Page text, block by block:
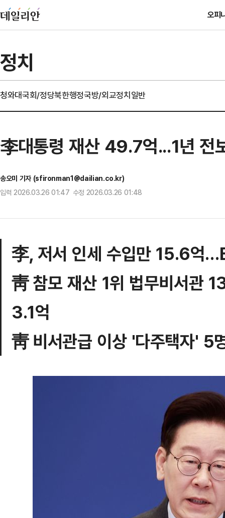
오피
정치
청와대국회/정당북한행정국방/외교정치일반
李대통령 재산 49.7억...1년 전
송오미 기자 (sfironman1@dailian.co.kr)
입력 2026.03.26 01:47 수정 2026.03.26 01:48
李, 저서 인세 수입만 15.6억
靑 참모 재산 1위 법무비서관
3.1억
靑 비서관급 이상 '다주택자' 5